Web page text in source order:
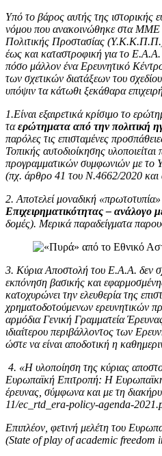
Υπό το βάρος αυτής της ιστορικής
νόμου που ανακοινώθηκε στα ΜΜΕ
Πολιτικής Προστασίας (Υ.Κ.Κ.Π.Π.)
έως και καταστροφική για το Ε.Α.Α.
πόσο μάλλον ένα Ερευνητικό
των σχετικών διατάξεων του
υπόψιν τα κάτωθι ξεκάθαρα
1.Είναι εξαιρετικά κρίσιμο το
ταερώτηματα από την πολιτική
παρόλες τις επισταμένες
Τοπικής αυτοδιοίκησης
προγραμματικών συμφωνιών με το
(πχ. άρθρο 41 του Ν.4662/2020
2. Αποτελεί μοναδική
Επιχειρηματικότητας – ανάλογο
δομές). Μερικά παραδείγματα
3. Κύρια Αποστολή του Ε.Α.Α. δεν
εκπόνηση βασικής και
κατοχυρώνει την ελευθερία της
χρηματοδοτούμενων ερευνητικών
αρμόδια Γενική Γραμματεία
ιδιαίτερου περιβάλλοντος των
ώστε να είναι αποδοτική η
4. «Η υλοποίηση της κύριας
Ευρωπαϊκή Επιτροπή: Η Ευρωπαϊκή
έρευνας, σύμφωνα και με τη
11/ec_rtd_era-policy-agenda-
Επιπλέον, φετινή μελέτη του
(State of play of academic freedom